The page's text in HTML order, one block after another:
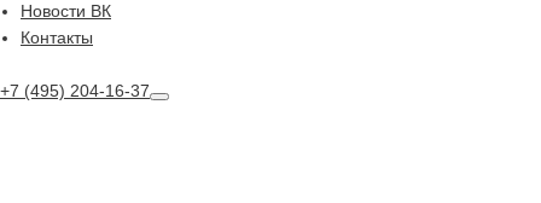
Новости ВК
Контакты
+7 (495) 204-16-37